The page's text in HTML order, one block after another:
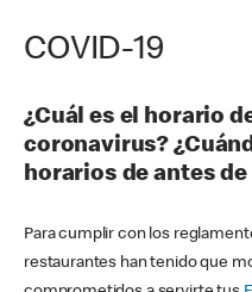
COVID-19
¿Cuál es el horario
coronavirus?
horarios de antes
Para cumplir con los
restaurantes han tenido que